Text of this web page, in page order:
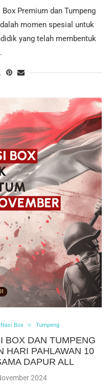
Premium dan Tumpeng
momen spesial untuk
yang telah membentuk
Nasi Box Tumpeng
BOX DAN TUMPENG
HARI PAHLAWAN 10
DAPUR ALL
2024